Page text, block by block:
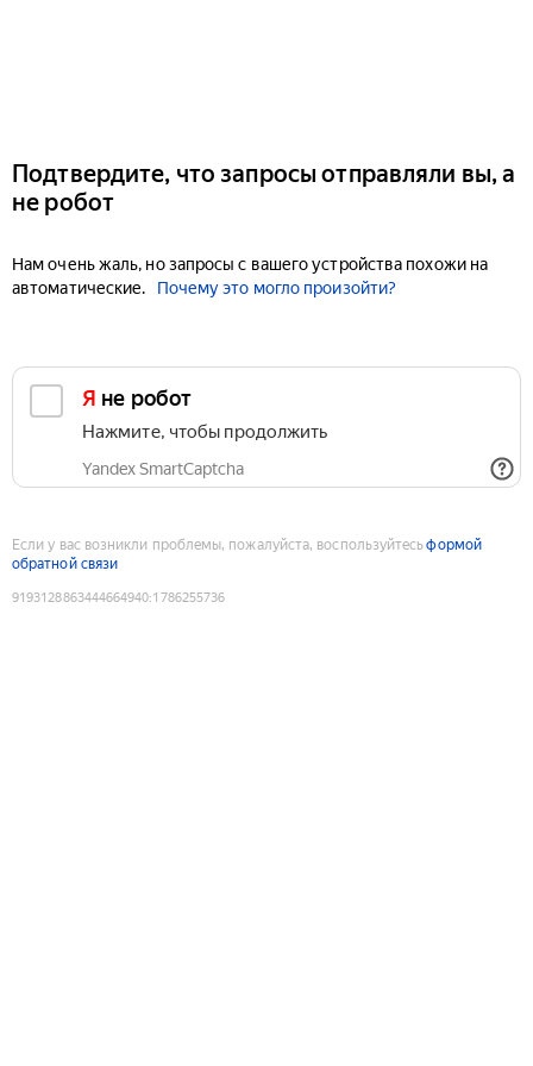
Подтвердите, что запросы отправляли вы, а
не робот
Нам очень жаль, но запросы с вашего устройства похожи на
автоматические.
Почему это могло произойти?
Я не робот
Нажмите, чтобы продолжить
Yandex SmartCaptcha
Если у вас возникли проблемы, пожалуйста, воспользуйтесьформой
обратной связи
9193128863444664940:1786255736